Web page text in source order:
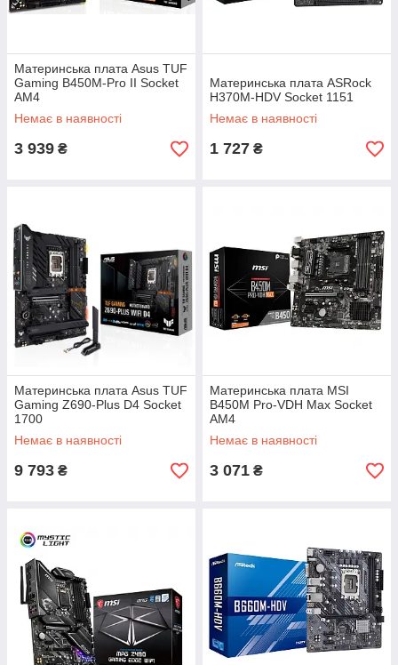
Материнська плата Asus TUF
Gaming B450M-Pro II Socket
AM4
Немає в наявності
3 939 ₴
Материнська плата ASRock
H370M-HDV Socket 1151
Немає в наявності
1 727 ₴
Материнська плата Asus TUF
Gaming Z690-Plus D4 Socket
1700
Немає в наявності
9 793 ₴
Материнська плата MSI
B450M Pro-VDH Max Socket
AM4
Немає в наявності
3 071 ₴